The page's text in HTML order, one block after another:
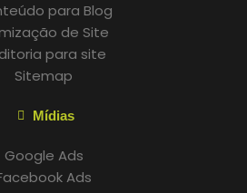
para Blog
de Site
para site
Sitemap
Mídias
Google Ads
Ads